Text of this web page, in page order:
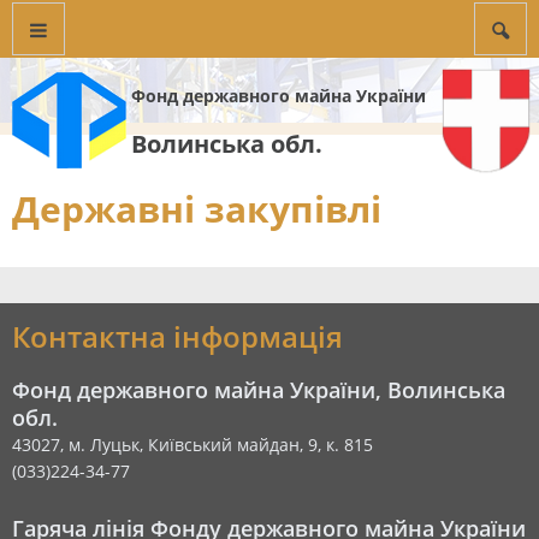
Фонд державного майна України
Волинська обл.
Державні закупівлі
Контактна інформація
Фонд державного майна України, Волинська
обл.
43027, м. Луцьк, Київський майдан, 9, к. 815
(033)224-34-77
Гаряча лінія Фонду державного майна України